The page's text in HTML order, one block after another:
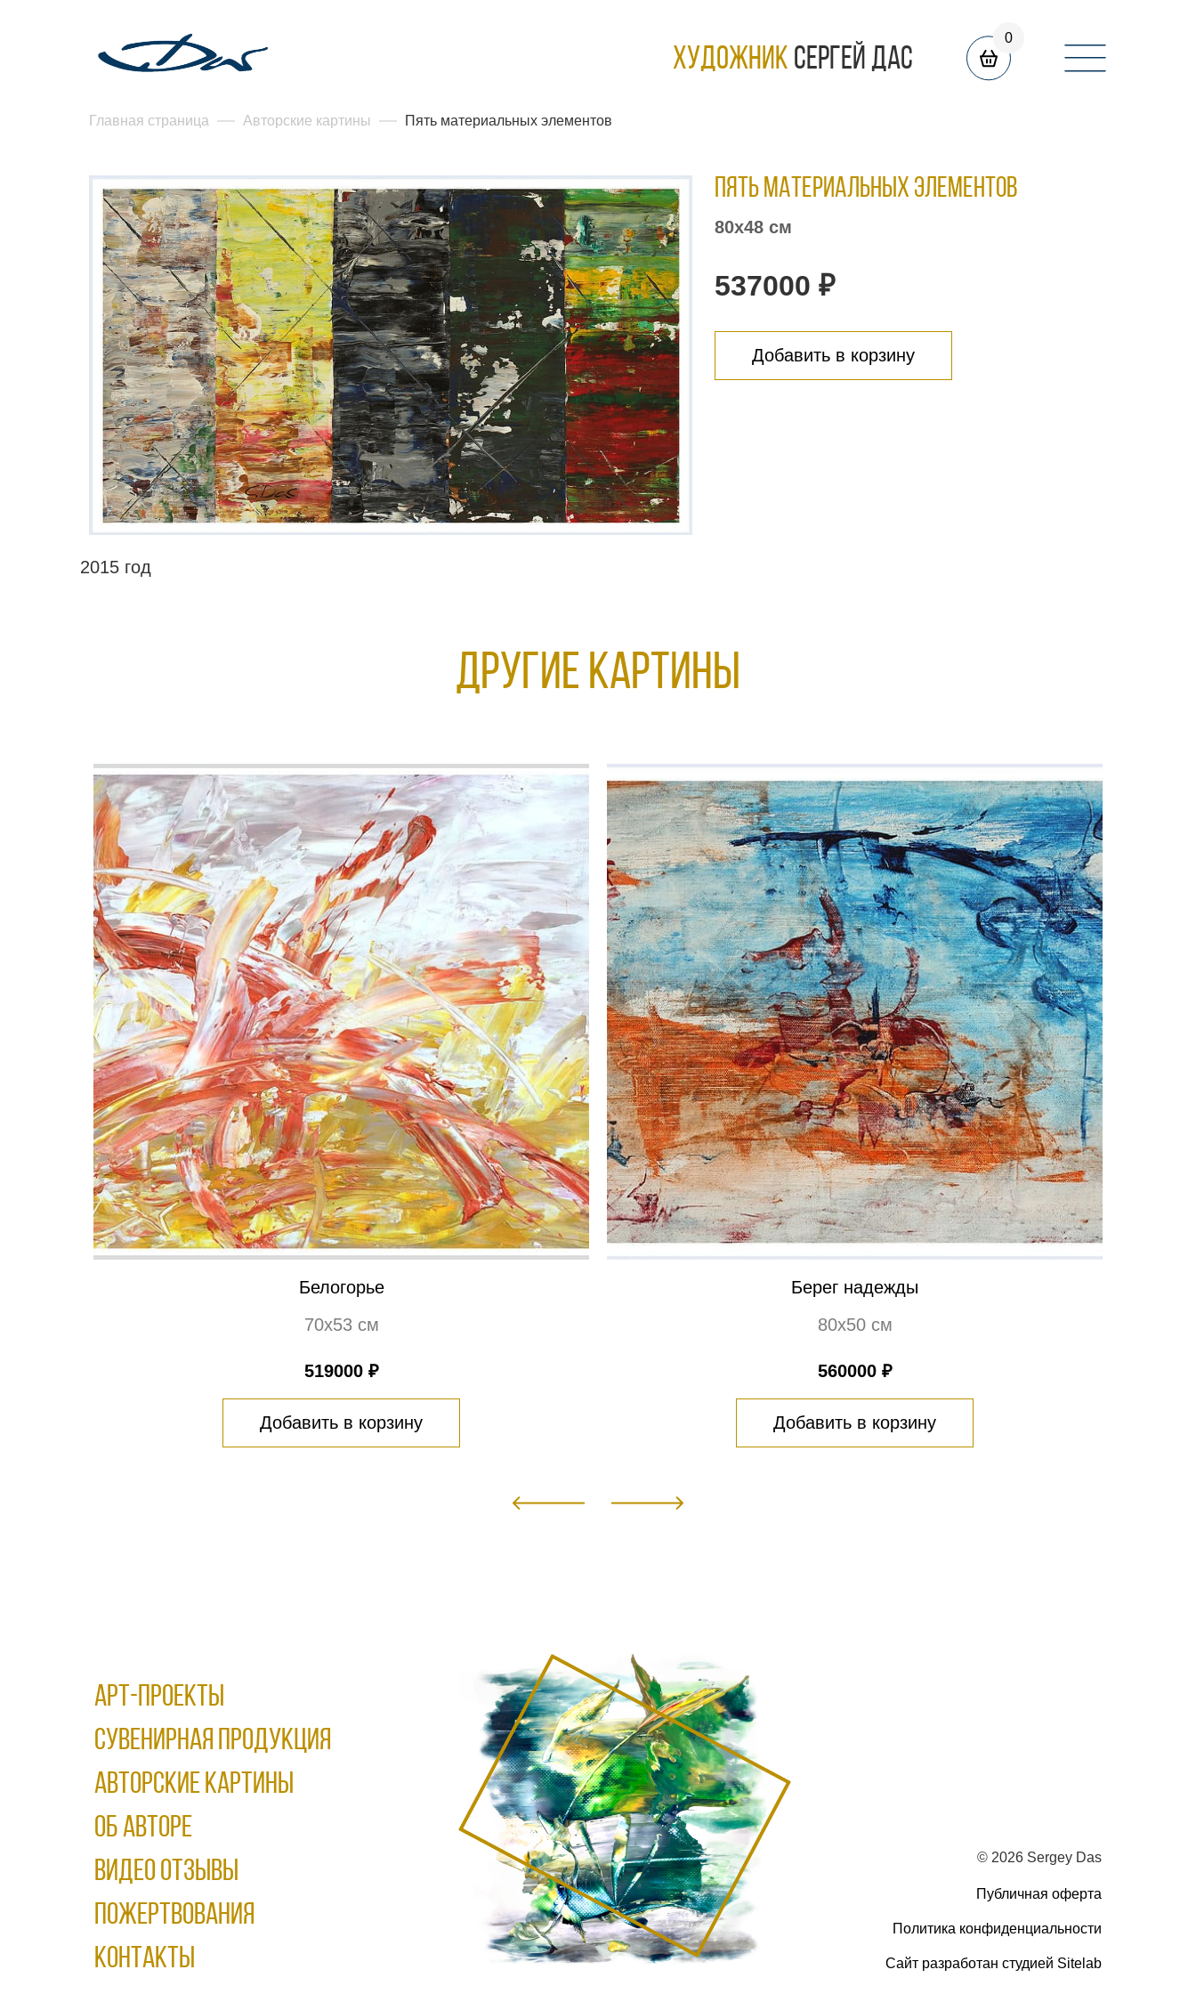
ХУДОЖНИК СЕРГЕЙ ДАС
0
Главная страница Авторские картины Пять материальных элементов
Пять материальных элементов
80х48 см
537000 ₽
Добавить в корзину
2015 год
Другие КАРТИНЫ
Белогорье
70х53 см
519000 ₽
Добавить в корзину
Берег надежды
80х50 см
560000 ₽
Добавить в корзину
АРТ-ПРОЕКТЫ
Сувенирная продукция
АВТОРСКИЕ КАРТИНЫ
ОБ АВТОРЕ
ВИДЕО ОТЗЫВЫ
ПОЖЕРТВОВАНИЯ
КОНТАКТЫ
© 2026 Sergey Das
Публичная оферта
Политика конфиденциальности
Сайт разработан студией Sitelab